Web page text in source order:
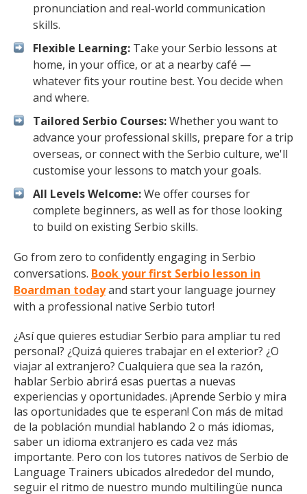
pronunciation and real-world communication
skills.
Flexible Learning: Take your Serbio lessons at
home, in your office, or at a nearby café —
whatever fits your routine best. You decide when
and where.
Tailored Serbio Courses:Whether you want to
advance your professional skills, prepare for a trip
overseas, or connect with the Serbio culture, we'll
customise your lessons to match your goals.
All Levels Welcome:We offer courses for
complete beginners, as well as for those looking
to build on existing Serbio skills.
Go from zero to confidently engaging in Serbio
conversations. Book your first Serbio lesson in
Boardman todayand start your language journey
with a professional native Serbio tutor!
¿Así que quieres estudiar Serbio para ampliar tu red
personal? ¿Quizá quieres trabajar en el exterior? ¿O
viajar al extranjero? Cualquiera que sea la razón,
hablar Serbio abrirá esas puertas a nuevas
experiencias y oportunidades. ¡Aprende Serbio y mira
las oportunidades que te esperan! Con más de mitad
de la población mundial hablando 2 o más idiomas,
saber un idioma extranjero es cada vez más
importante. Pero con los tutores nativos de Serbio de
Language Trainers ubicados alrededor del mundo,
seguir el ritmo de nuestro mundo multilingüe nunca